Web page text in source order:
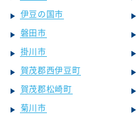
伊豆の国市
磐田市
掛川市
賀茂郡西伊豆町
賀茂郡松崎町
菊川市